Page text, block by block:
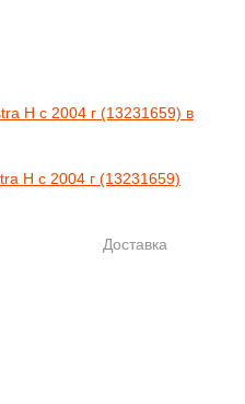
H с 2004 г (13231659)
Доставка